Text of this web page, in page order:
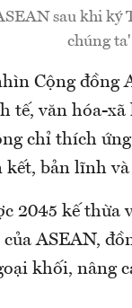
sau khi
chúng
Cộng đồng
văn hóa-xã
chỉ thích
kết, bản lĩnh
2045 kế thừa
ASEAN,
khối, nâng